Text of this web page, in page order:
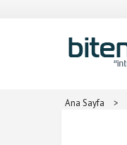
Ana Sayfa >